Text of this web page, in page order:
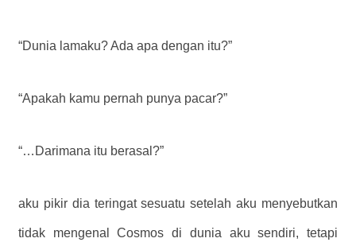
“Dunia lamaku? Ada apa dengan itu?”
“Apakah kamu pernah punya pacar?”
“…Darimana itu berasal?”
aku pikir dia teringat sesuatu setelah aku menyebutkan
tidak mengenal Cosmos di dunia aku sendiri, tetapi